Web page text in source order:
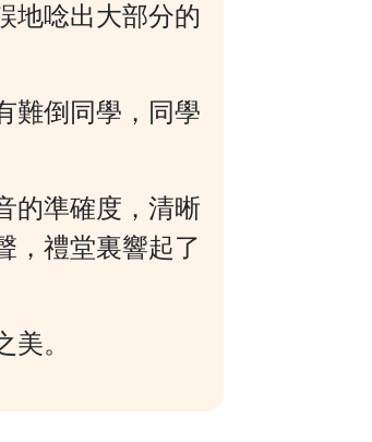
地唸出大部分的
難倒同學，同學
的準確度，清晰
，禮堂裏響起了
。